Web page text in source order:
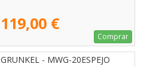
119,00 €
Comprar
GRUNKEL - MWG-20ESPEJO